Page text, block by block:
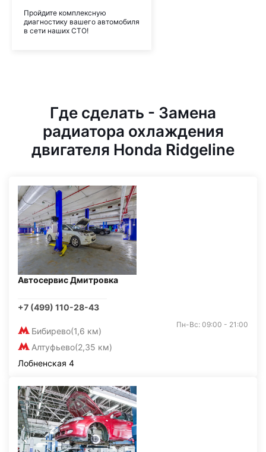
Пройдите комплексную
диагностику вашего автомобиля
в сети наших СТО!
Где сделать - Замена
радиатора охлаждения
двигателя Honda Ridgeline
Автосервис Дмитровка
+7 (499) 110-28-43
Бибирево(1,6 км)
Алтуфьево(2,35 км)
Пн-Вс: 09:00 - 21:00
Лобненская 4